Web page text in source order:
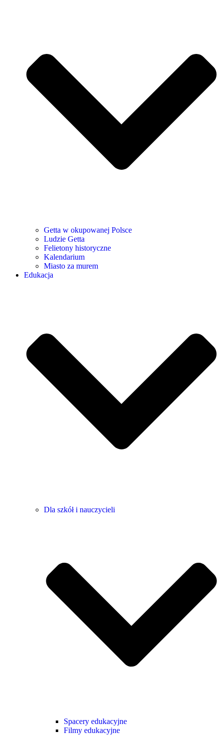
Getta w okupowanej Polsce
Ludzie Getta
Felietony historyczne
Kalendarium
Miasto za murem
Edukacja
Dla szkół i nauczycieli
Spacery edukacyjne
Filmy edukacyjne